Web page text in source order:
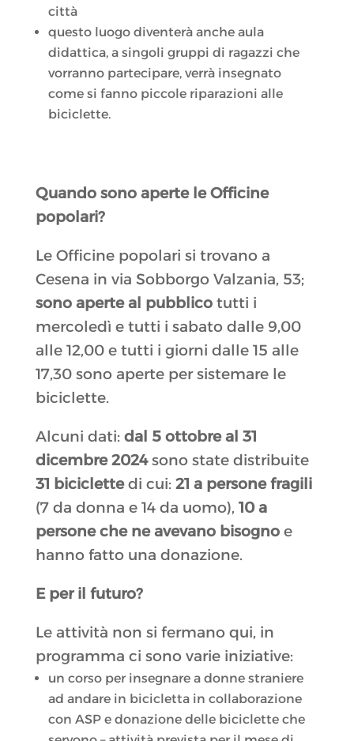
città
questo luogo diventerà anche aula
didattica, a singoli gruppi di ragazzi che
vorranno partecipare, verrà insegnato
come si fanno piccole riparazioni alle
biciclette.
Quando sono aperte le Officine
popolari?
Le Officine popolari si trovano a
Cesena in via Sobborgo Valzania, 53;
sono aperte al pubblicotutti i
mercoledì e tutti i sabato dalle 9,00
alle 12,00 e tutti i giorni dalle 15 alle
17,30 sono aperte per sistemare le
biciclette.
Alcuni dati: dal 5 ottobre al 31
dicembre 2024sono state distribuite
31 biciclettedi cui: 21 a persone fragili
(7 da donna e 14 da uomo), 10 a
persone che ne avevano bisognoe
hanno fatto una donazione.
E per il futuro?
Le attività non si fermano qui, in
programma ci sono varie iniziative:
un corso per insegnare a donne straniere
ad andare in bicicletta in collaborazione
con ASP e donazione delle biciclette che